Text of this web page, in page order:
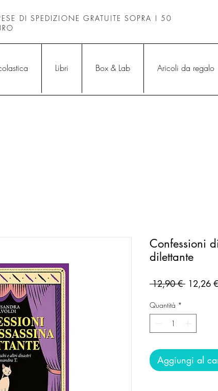
DI SPEDIZIONE GRATUITE SOPRA I 50
Libri Box & Lab Aricoli da regalo
Confessioni
dilettante
12,90 € Prezzo
12,26 €
Quantità *
Aggiungi al